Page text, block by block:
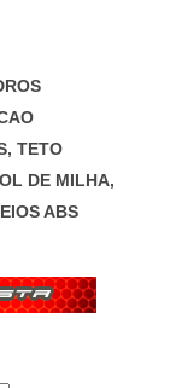
TETO
DE MILHA,
ABS